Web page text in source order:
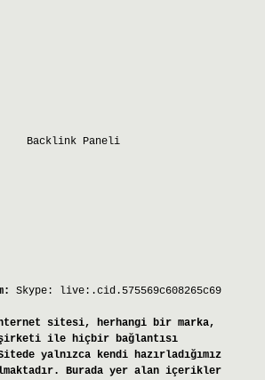
Skype: live:.cid.575569c608265c69
sitesi, herhangi bir marka,
şirketi ile hiçbir bağlantısı
yalnızca kendi hazırladığımız
Burada yer alan içerikler